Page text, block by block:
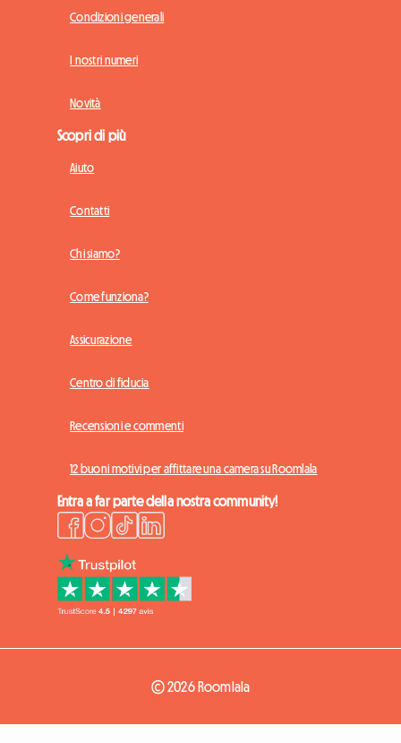
Condizioni generali
I nostri numeri
Novità
Scopri di più
Aiuto
Contatti
Chi siamo?
Come funziona?
Assicurazione
Centro di fiducia
Recensioni e commenti
12 buoni motivi per affittare una camera su Roomlala
Entra a far parte della nostra community!
© 2026 Roomlala